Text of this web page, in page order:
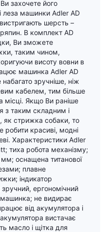
захочете його
леза машинки Adler AD
шерсть –
В комплект AD
Ви зможете
таким чином,
висоту вовни в
машинка Adler AD
зручніше, ніж
кабелем, тим більше
місці. Якщо Ви раніше
з таким складним і
як стрижка собаки, то
робити красиві, модні
Характеристики Adler
тиха робота механізму;
оснащена титанової
плавне
індикатор
ергономічний
не видирає
від акумулятора і
вистачає
масло і щітка для